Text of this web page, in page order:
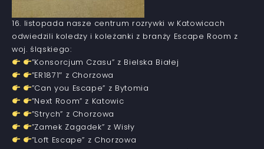
16. listopada nasze centrum rozrywki w Katowicach
odwiedzili koledzy i koleżanki z branży Escape Room z
woj. śląskiego:
”Konsorcjum Czasu” z Bielska Białej
”ER1871″ z Chorzowa
”Can you Escape” z Bytomia
”Next Room” z Katowic
”Strych” z Chorzowa
”Zamek Zagadek” z Wisły
”Loft Escape” z Chorzowa